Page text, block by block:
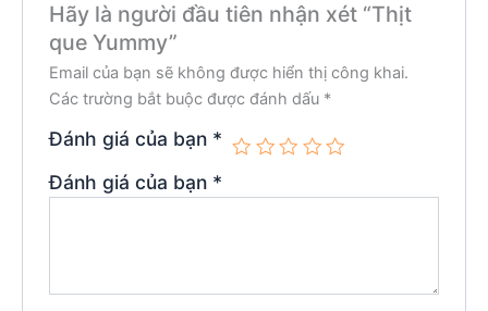
Hãy là người đầu tiên nhận xét “Thịt
que Yummy”
Email của bạn sẽ không được hiển thị công khai.
Các trường bắt buộc được đánh dấu *
Đánh giá của bạn *
Đánh giá của bạn *